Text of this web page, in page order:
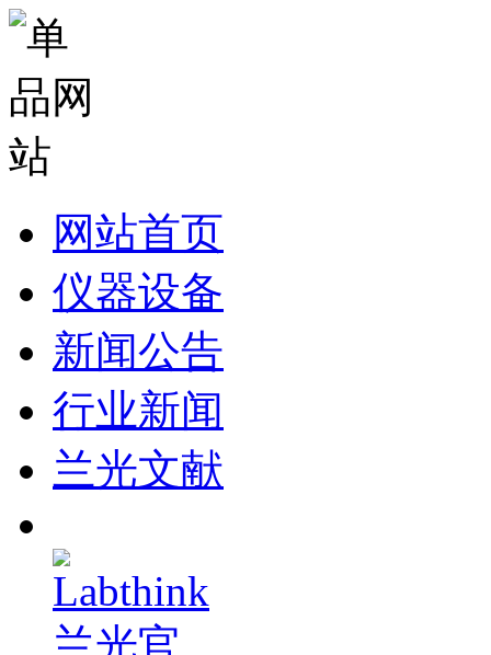
网站首页
仪器设备
新闻公告
行业新闻
兰光文献